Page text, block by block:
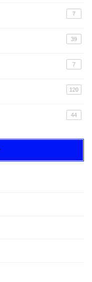
7
39
7
120
44